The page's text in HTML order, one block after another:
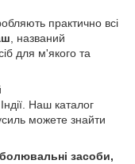
практично всі
, названий
для м'якого та
Наш каталог
можете знайти
засоби,